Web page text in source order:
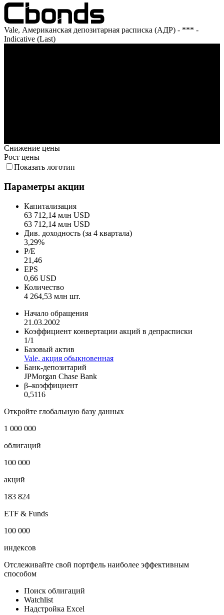
Vale, Американская депозитарная расписка (АДР) - *** -
Indicative (Last)
Снижение цены
Рост цены
Показать логотип
Параметры акции
Капитализация
63 712,14 млн USD
63 712,14 млн USD
Див. доходность (за 4 квартала)
3,29%
P/E
21,46
EPS
0,66 USD
Количество
4 264,53 млн шт.
Начало обращения
21.03.2002
Коэффициент конвертации акций в депрасписки
1/1
Базовый актив
Vale, акция обыкновенная
Банк-депозитарий
JPMorgan Chase Bank
β–коэффициент
0,5116
Откройте глобальную базу данных
1 000 000
облигаций
100 000
акций
183 824
ETF & Funds
100 000
индексов
Отслеживайте свой портфель наиболее эффективным
способом
Поиск облигаций
Watchlist
Надстройка Excel